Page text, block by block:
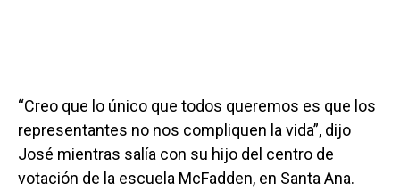
“Creo que lo único que todos queremos es que los
representantes no nos compliquen la vida”, dijo
José mientras salía con su hijo del centro de
votación de la escuela McFadden, en Santa Ana.